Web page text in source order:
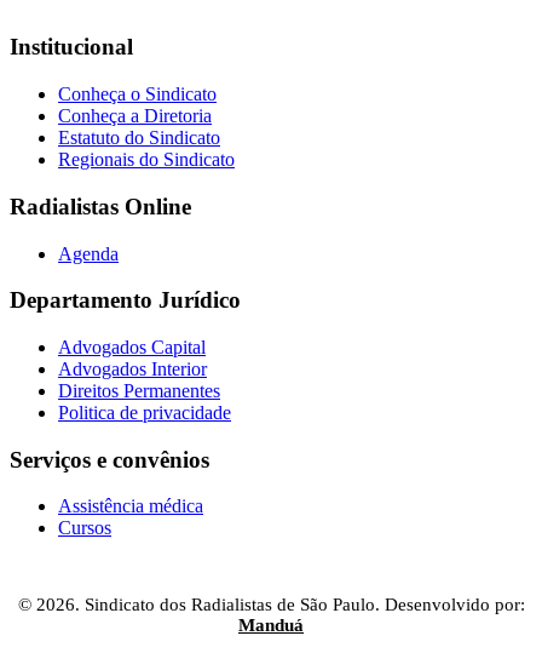
Institucional
Conheça o Sindicato
Conheça a Diretoria
Estatuto do Sindicato
Regionais do Sindicato
Radialistas Online
Agenda
Departamento Jurídico
Advogados Capital
Advogados Interior
Direitos Permanentes
Politica de privacidade
Serviços e convênios
Assistência médica
Cursos
© 2026. Sindicato dos Radialistas de São Paulo. Desenvolvido por:
Manduá